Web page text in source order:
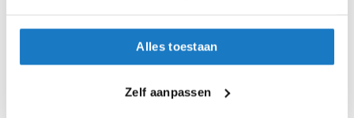
Alles toestaan
Zelf aanpassen
e
OP=OP